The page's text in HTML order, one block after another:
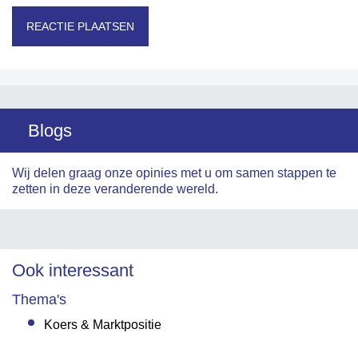
Blogs
Wij delen graag onze opinies met u om samen stappen te
zetten in deze veranderende wereld.
Ook interessant
Thema's
Koers & Marktpositie